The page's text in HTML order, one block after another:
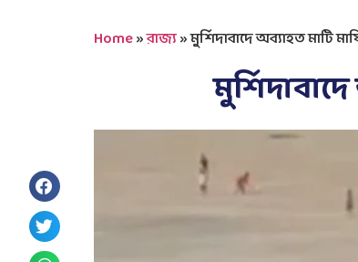
Home»রাজ্য»মুর্শিদাবাদে অব্যাহত মাটি